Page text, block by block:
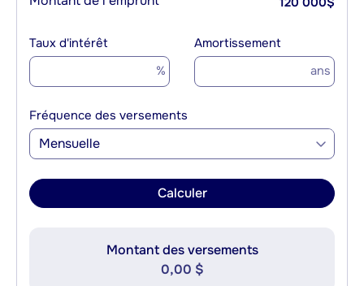
Taux d'intérêt
%
Amortissement
ans
Fréquence des versements
Mensuelle
Calculer
Montant des versements
0,00 $